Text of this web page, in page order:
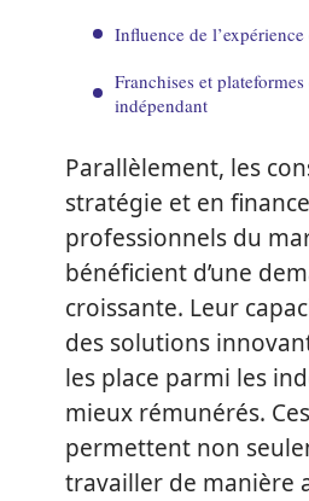
Influence de
Franchises et
indépendant
Parallèlement, les
stratégie et en
professionnels du
bénéficient d’une
croissante. Leur
des solutions
les place parmi les
mieux rémunérés.
permettent non
travailler de manière